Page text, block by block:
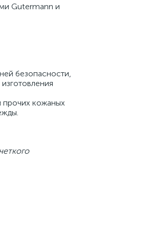
Gutermann и
безопасности,
кожаных